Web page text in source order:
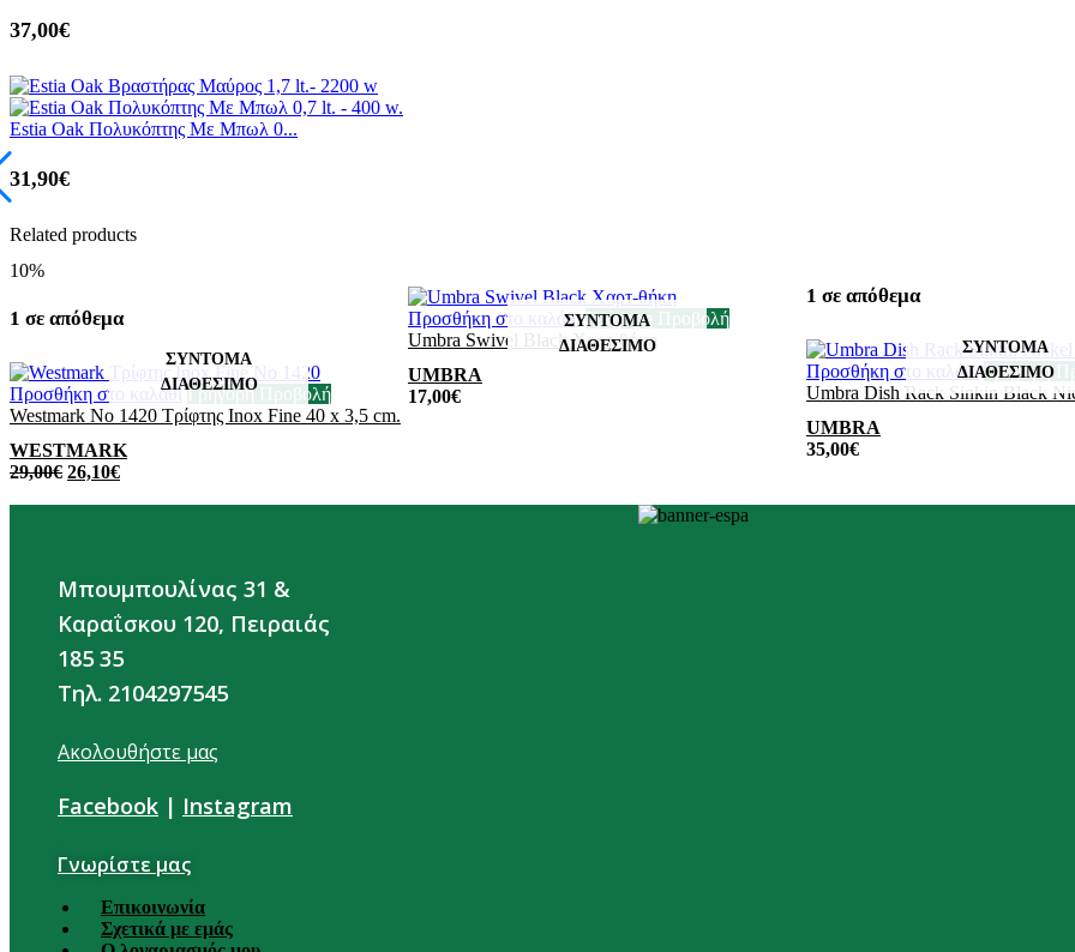
w.
37,00€
Estia Oak Πολυκόπτης Με Μπωλ 0...
31,90€
Related products
10%
1 σε απόθεμα
Προσθήκη στο καλάθι Γρήγορη Προβολή
Westmark No 1420 Τρίφτης Inox Fine 40 x 3,5 cm.
WESTMARK
29,00€ 26,10€
Προσθήκη στο καλάθι Γρήγορη Προβολή
Umbra Swivel Black Χαρτ-θήκη
UMBRA
17,00€
1 σε απόθεμα
Προσθήκη στο καλάθι Γρήγορη
Umbra Dish Rack Sinkin Black
UMBRA
35,00€
Μπουμπουλίνας 31 &
Καραΐσκου 120, Πειραιάς
185 35
Τηλ. 2104297545
Ακολουθήστε μας
Facebook | Instagram
Γνωρίστε μας
Επικοινωνία
Σχετικά με εμάς